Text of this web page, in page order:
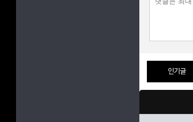
인기글